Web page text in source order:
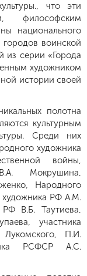
что эти
философским
национального
воинской
из серии «Города
художником
истории своей
полотна
культурным
Среди них
художника
войны,
Мокрушина,
Народного
РФ А.М.
В.Б. Таутиева,
участника
П.И.
РСФСР А.С.